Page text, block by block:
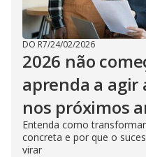
DO R7/24/02/2026
2026 não
aprenda a agir
nos próximos
Entenda como
concreta e por que o
virar